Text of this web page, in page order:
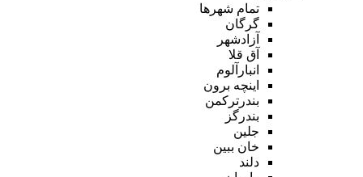
تمام شهر‌ها
گرگان
آزادشهر
آق قلا
انبارآلوم
اینچه برون
بندرترکمن
بندرگز
جلین
خان ببین
دلند